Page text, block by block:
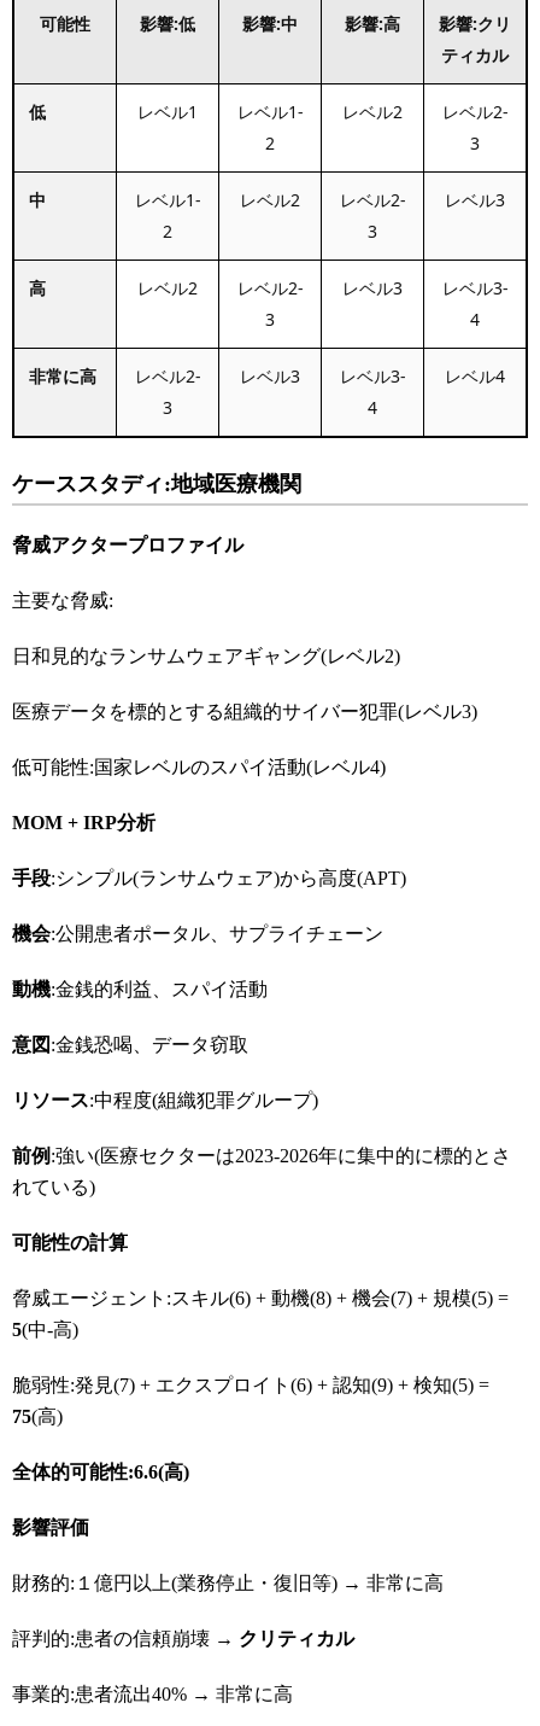
可能性 影響:低 影響:中 影響:高
影響:クリ
ティカル
低 レベル1
レベル1-
2
レベル2
レベル2-
3
中
レベル1-
2
レベル2
レベル2-
3
レベル3
高 レベル2
レベル2-
3
レベル3
レベル3-
4
非常に高
レベル2-
3
レベル3
レベル3-
4
レベル4
ケーススタディ:地域医療機関
脅威アクタープロファイル
主要な脅威:
日和見的なランサムウェアギャング(レベル2)
医療データを標的とする組織的サイバー犯罪(レベル3)
低可能性:国家レベルのスパイ活動(レベル4)
MOM + IRP分析
手段:シンプル(ランサムウェア)から高度(APT)
機会:公開患者ポータル、サプライチェーン
動機:金銭的利益、スパイ活動
意図 :金銭恐喝、データ窃取
リソース:中程度(組織犯罪グループ)
前例 :強い(医療セクターは2023-2026年に集中的に標的とさ
れている)
可能性の計算
脅威エージェント:スキル(6) + 動機(8) + 機会(7) + 規模(5) =
5(中-高)
脆弱性:発見(7) + エクスプロイト(6) + 認知(9) + 検知(5) =
75(高)
全体的可能性:6.6(高)
影響評価
財務的:１億円以上(業務停止・復旧等) → 非常に高
評判的:患者の信頼崩壊 → クリティカル
事業的:患者流出40% → 非常に高